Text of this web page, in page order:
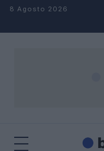
Salta al contenuto
8 Agosto 2026